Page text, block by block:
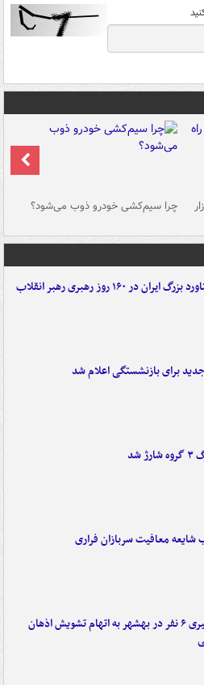
چرا سیم‌کشی خودرو ذوب می‌شود؟
برای بازنشستگی اعلام شد
شد
شایعه معافیت سربازان فراری
دستگیری ۶ نفر در بهشهر به اتهام تشویش اذهان